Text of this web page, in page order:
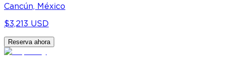
Cancún, México
$3,213 USD
Reserva ahora